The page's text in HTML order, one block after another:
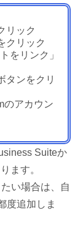
リック
クリック
をリンク」
タンをクリ
のアカウン
Suiteか
ます。
い場合は、自
度追加しま